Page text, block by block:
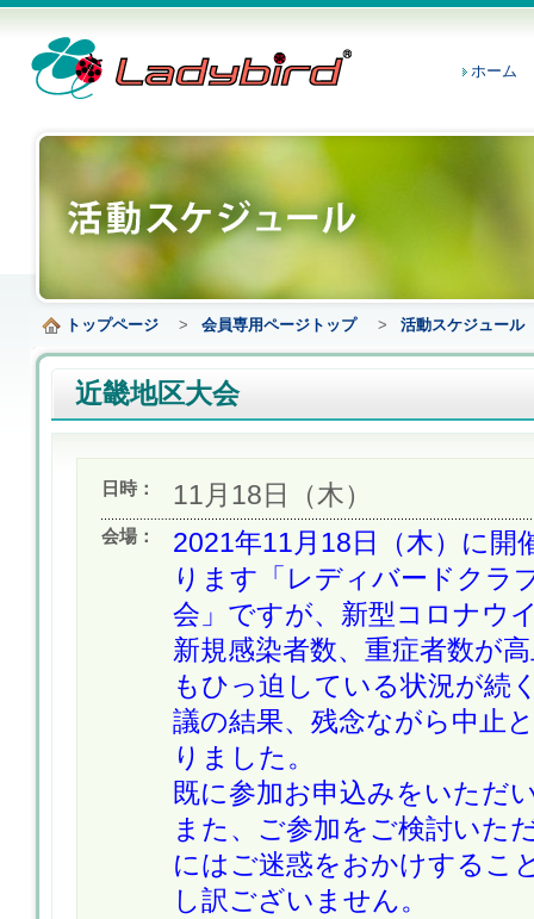
ホーム
トップページ > 会員専用ページトップ > 活動スケジュール
近畿地区大会
日時： 11月18日（木）
会場：
2021年11月18日（木）に開
ります「レディバードクラ
会」ですが、新型コロナウ
新規感染者数、重症者数が
もひっ迫している状況が続
議の結果、残念ながら中止
りました。
既に参加お申込みをいただ
また、ご参加をご検討いた
にはご迷惑をおかけするこ
し訳ございません。